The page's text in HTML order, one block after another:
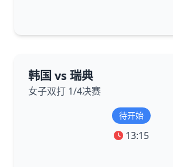
韩国 vs 瑞典
女子双打 1/4决赛
待开始
13:15